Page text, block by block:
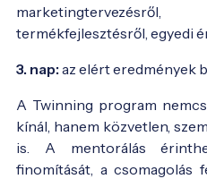
termékfejlesztésről, egyedi
3. nap: az elért eredmények
A Twinning program
kínál, hanem közvetlen,
is. A mentorálás
finomítását, a csomagolás